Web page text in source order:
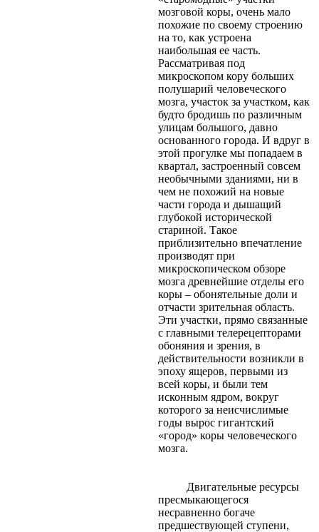
мозговой коры, очень мало
похожие по своему строению
на то, как устроена
наибольшая ее часть.
Рассматривая под
микроскопом кору больших
полушарий человеческого
мозга, участок за участком, как
будто бродишь по различным
улицам большого, давно
основанного города. И вдруг в
этой прогулке мы попадаем в
квартал, застроенный совсем
необычными зданиями, ни в
чем не похожий на новые
части города и дышащий
глубокой исторической
стариной. Такое
приблизительно впечатление
производят при
микроскопическом обзоре
мозга древнейшие отделы его
коры – обонятельные доли и
отчасти зрительная область.
Эти участки, прямо связанные
с главными телерецепторами
обоняния и зрения, в
действительности возникли в
эпоху ящеров, первыми из
всей коры, и были тем
исконным ядром, вокруг
которого за неисчислимые
годы вырос гигантский
«город» коры человеческого
мозга.
Двигательные ресурсы
пресмыкающегося
несравненно богаче
предшествующей ступени,